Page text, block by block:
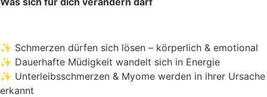
✨ Schmerzen dürfen sich lösen – körperlich & emotional
✨ Dauerhafte Müdigkeit wandelt sich in Energie
✨ Unterleibsschmerzen & Myome werden in ihrer Ursache
erkannt